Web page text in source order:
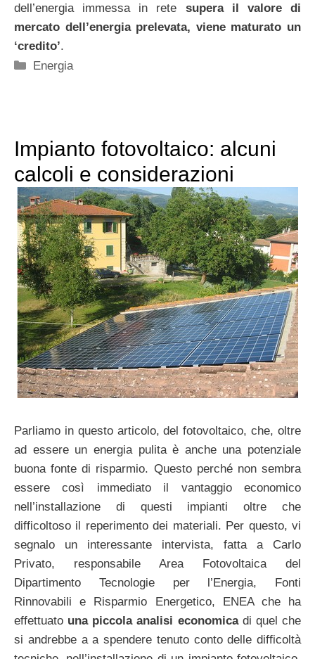
dell’energia immessa in rete supera il valore di
mercato dell’energia prelevata, viene maturato un
‘credito’.
Categorie
Energia
Impianto fotovoltaico: alcuni
calcoli e considerazioni
Parliamo in questo articolo, del fotovoltaico, che, oltre
ad essere un energia pulita è anche una potenziale
buona fonte di risparmio. Questo perché non sembra
essere così immediato il vantaggio economico
nell’installazione di questi impianti oltre che
difficoltoso il reperimento dei materiali. Per questo, vi
segnalo un interessante intervista, fatta a Carlo
Privato, responsabile Area Fotovoltaica del
Dipartimento Tecnologie per l’Energia, Fonti
Rinnovabili e Risparmio Energetico, ENEA che ha
effettuato una piccola analisi economicadi quel che
si andrebbe a a spendere tenuto conto delle difficoltà